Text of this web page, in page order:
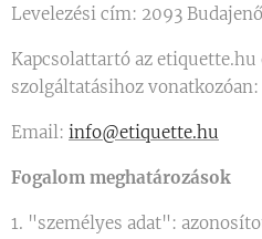
Levelezési cím: 2093
Kapcsolattartó az etiquette.hu
szolgáltatásihoz
Email: info@etiquette.hu
Fogalom meghatározások
1. "személyes adat":